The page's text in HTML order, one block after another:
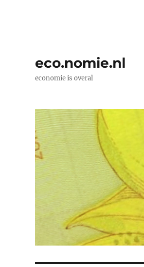
eco.nomie.nl
economie is overal